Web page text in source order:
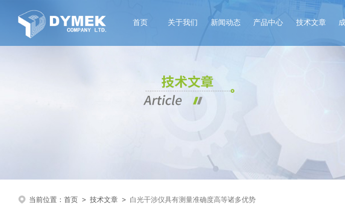
首页 关于我们 新闻动态 产品中心 技术文章
当前位置： 首页> 技术文章> 白光干涉仪具有测量准确度高等诸多优势